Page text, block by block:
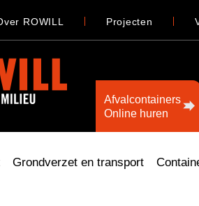
ROWILL Projecten
Afvalcontainers
Online huren
Grondverzet en transport